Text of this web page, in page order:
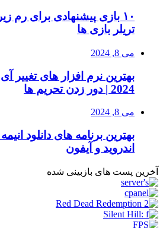
تریلر بازی ها
می 8, 2024
بهترین نرم افزار های تغییر
2024 | دور زدن تحریم ها
می 8, 2024
اندروید و آیفون
آخرین پست های بازبینی شده